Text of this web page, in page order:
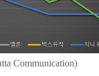
Communication)